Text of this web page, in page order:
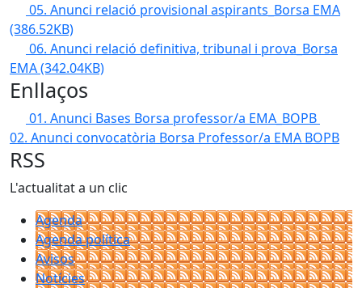
05. Anunci relació provisional aspirants_Borsa EMA
(386.52KB)
06. Anunci relació definitiva, tribunal i prova_Borsa
EMA(342.04KB)
Enllaços
01. Anunci Bases Borsa professor/a EMA_BOPB
02. Anunci convocatòria Borsa Professor/a EMA BOPB
RSS
L'actualitat a un clic
Agenda
Agenda política
Avisos
Notícies